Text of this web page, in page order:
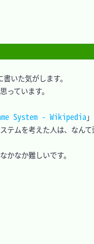
いた気がします。
ています。
System - Wikipedia
テムを考えた人は、なんて
かなか難しいです。